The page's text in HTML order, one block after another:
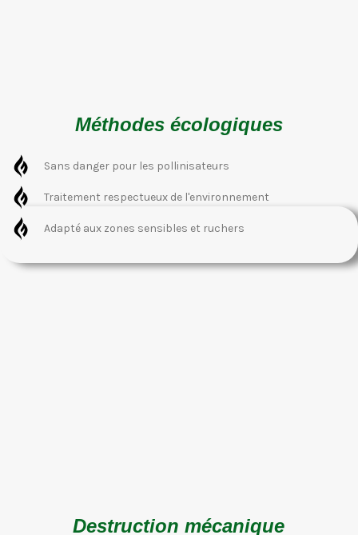
Méthodes écologiques
Sans danger pour les pollinisateurs
Traitement respectueux de l'environnement
Adapté aux zones sensibles et ruchers
Destruction mécanique